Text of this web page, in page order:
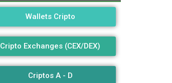
Wallets Cripto
Cripto Exchanges (CEX/DEX)
Criptos A - D